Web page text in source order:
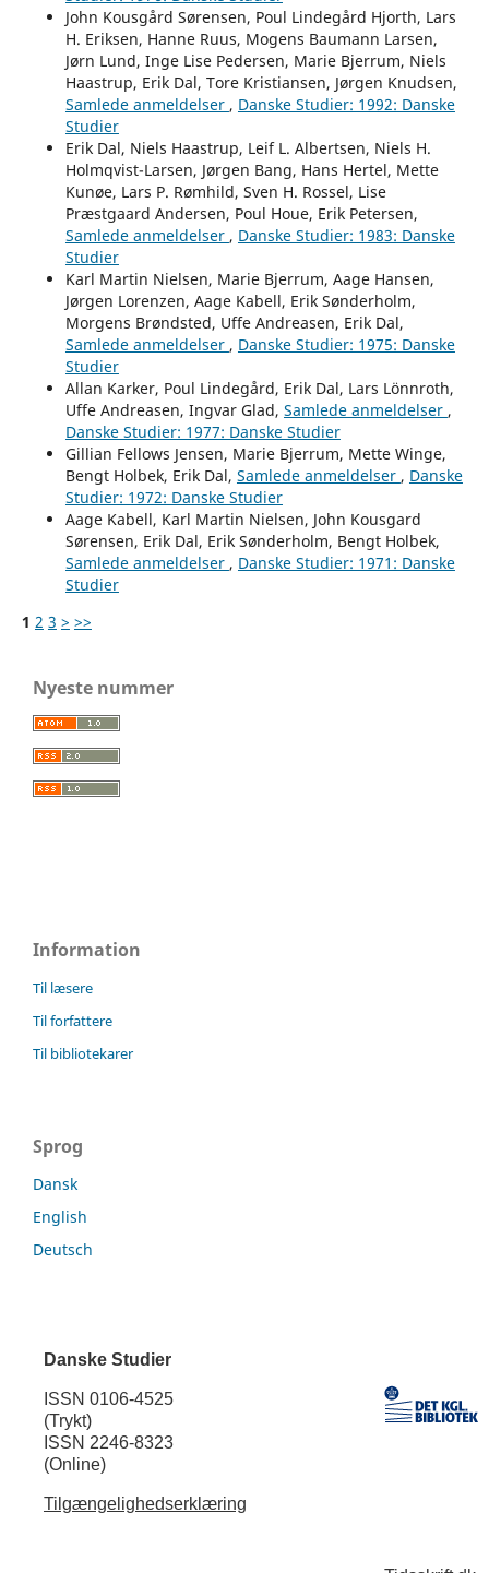
John Kousgård Sørensen, Poul Lindegård Hjorth, Lars
H. Eriksen, Hanne Ruus, Mogens Baumann Larsen,
Jørn Lund, Inge Lise Pedersen, Marie Bjerrum, Niels
Haastrup, Erik Dal, Tore Kristiansen, Jørgen Knudsen,
Samlede anmeldelser , Danske Studier: 1992: Danske
Studier
Erik Dal, Niels Haastrup, Leif L. Albertsen, Niels H.
Holmqvist-Larsen, Jørgen Bang, Hans Hertel, Mette
Kunøe, Lars P. Rømhild, Sven H. Rossel, Lise
Præstgaard Andersen, Poul Houe, Erik Petersen,
Samlede anmeldelser , Danske Studier: 1983: Danske
Studier
Karl Martin Nielsen, Marie Bjerrum, Aage Hansen,
Jørgen Lorenzen, Aage Kabell, Erik Sønderholm,
Morgens Brøndsted, Uffe Andreasen, Erik Dal,
Samlede anmeldelser , Danske Studier: 1975: Danske
Studier
Allan Karker, Poul Lindegård, Erik Dal, Lars Lönnroth,
Uffe Andreasen, Ingvar Glad, Samlede anmeldelser ,
Danske Studier: 1977: Danske Studier
Gillian Fellows Jensen, Marie Bjerrum, Mette Winge,
Bengt Holbek, Erik Dal, Samlede anmeldelser , Danske
Studier: 1972: Danske Studier
Aage Kabell, Karl Martin Nielsen, John Kousgard
Sørensen, Erik Dal, Erik Sønderholm, Bengt Holbek,
Samlede anmeldelser , Danske Studier: 1971: Danske
Studier
1 2 3 > >>
Nyeste nummer
Information
Til læsere
Til forfattere
Til bibliotekarer
Sprog
Dansk
English
Deutsch
Danske Studier
ISSN 0106-4525
(Trykt)
ISSN 2246-8323
(Online)
Tilgængelighedserklæring